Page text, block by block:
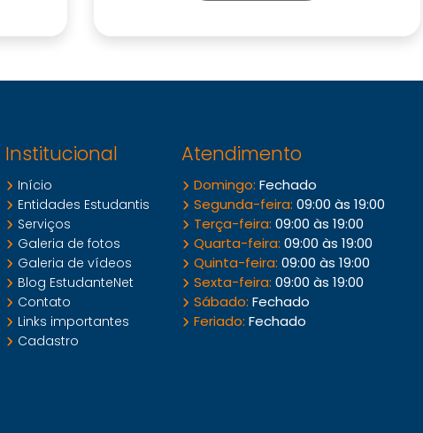
Institucional
Início
Entidades Estudantis
Serviços
Galeria de fotos
Galeria de vídeos
Blog EstudanteNet
Contato
Links importantes
Cadastro
Atendimento
Domingo:Fechado
Segunda-feira:09:00 às 19:00
Terça-feira:09:00 às 19:00
Quarta-feira:09:00 às 19:00
Quinta-feira:09:00 às 19:00
Sexta-feira:09:00 às 19:00
Sábado:Fechado
Feriado:Fechado